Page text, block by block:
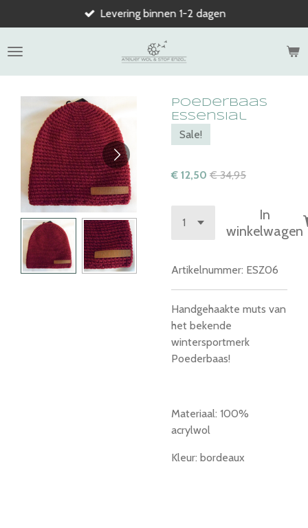
direct
naar
Levering binnen 1-2 dagen
Poederbaas
Essensial
Sale!
€ 12,50 € 34,95
In
winkelwagen
Artikelnummer: ESZ06
Handgehaakte muts van
het bekende
wintersportmerk
Poederbaas!
Materiaal: 100%
acrylwol
Kleur: bordeaux